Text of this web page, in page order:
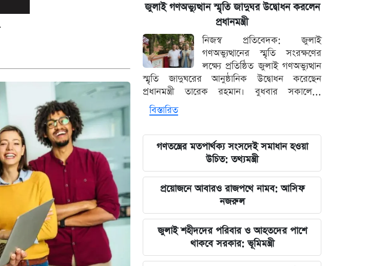
জুলাই গণঅভ্যুত্থান স্মৃতি জাদুঘর উদ্বোধন করলেন
প্রধানমন্ত্রী
নিজস্ব প্রতিবেদক: জুলাই
গণঅভ্যুত্থানের স্মৃতি সংরক্ষণের
লক্ষ্যে প্রতিষ্ঠিত জুলাই গণঅভ্যুত্থান
স্মৃতি জাদুঘরের আনুষ্ঠানিক উদ্বোধন করেছেন
প্রধানমন্ত্রী তারেক রহমান। বুধবার সকালে...
বিস্তারিত
গণতন্ত্রের মতপার্থক্য সংসদেই সমাধান হওয়া
উচিত: তথ্যমন্ত্রী
প্রয়োজনে আবারও রাজপথে নামব: আসিফ
নজরুল
জুলাই শহীদদের পরিবার ও আহতদের পাশে
থাকবে সরকার: ভূমিমন্ত্রী